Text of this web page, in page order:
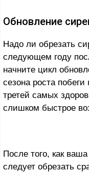
Обновление
Надо ли обрезать
следующем году
начните цикл
сезона роста
третей самых
слишком быстрое
После того, как
следует обрезать